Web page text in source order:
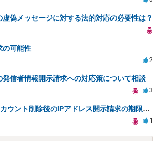
虚偽メッセージに対する法的対応の必要性は？
の可能性
2
発信者情報開示請求への対応策について相談
3
X(Twitter)アカウント削除後のIPアドレス開示請求の期限は？
1